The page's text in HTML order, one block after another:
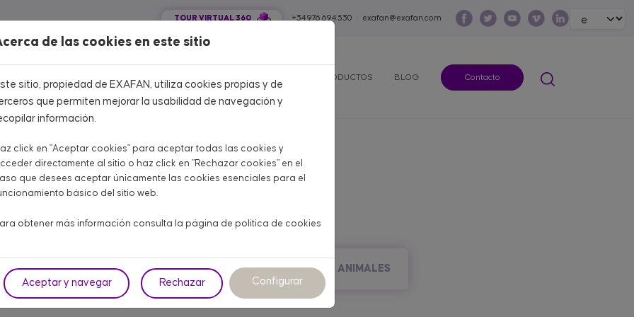
TOUR VIRTUAL 360 +34 976 694 530 · exafan@exafan.com
CARNE PRODUCTOS BLOG Contacto
Home CATÁLOGO PRODUCTOS
CATÁLOGO PRODUCTOS
Aquí encontrarás todo lo que necesitas para tu granja
AVÍCOLA PUESTA PORCINO OTROS ANIMALES
de las cookies en este sitio
sitio, propiedad de EXAFAN, utiliza cookies propias y de
que permiten mejorar la usabilidad de navegación y
información.
click en "Aceptar cookies" para aceptar todas las cookies y
directamente al sitio o haz click en "Rechazar cookies" en el
que desees aceptar únicamente las cookies esenciales para el
básico del sitio web.
obtener más información consulta la página de política de cookies
Aceptar y navegar Rechazar Configurar